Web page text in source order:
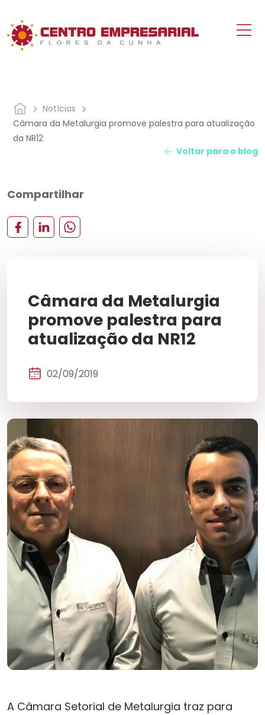
Notícias
Câmara da Metalurgia promove palestra para atualização
da NR12
Voltar para o blog
Compartilhar
Câmara da Metalurgia
promove palestra para
atualização da NR12
02/09/2019
A Câmara Setorial de Metalurgia traz para